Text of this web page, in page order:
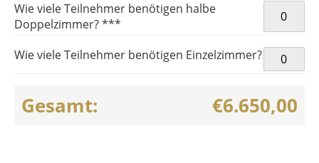
Wie viele Teilnehmer benötigen halbe
Doppelzimmer? ***
Wie viele Teilnehmer benötigen Einzelzimmer?
Gesamt: €6.650,00